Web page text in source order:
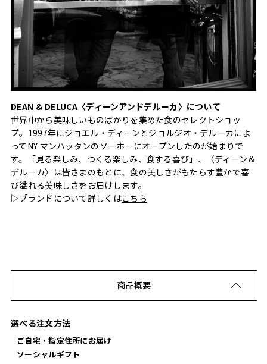
DEAN & DELUCA〈ディーンアンドデルーカ〉について
世界中から美味しいものばかりを集めた食のセレクトショッ
プ。1997年にジョエル・ディーンとジョルジオ・デルーカによ
ってNY マンハッタンのソーホーにオープンしたのが始まりで
す。「見る楽しみ、つくる楽しみ、食する喜び」、〈ディーン＆
デルーカ〉は皆さまのもとに、食の美しさがもたらす豊かで喜
び溢れる美味しさをお届けします。
▷ブランドについて詳しくはこちら
商品概要
選べる注文方法
ご自宅・指定住所にお届け
ソーシャルギフト